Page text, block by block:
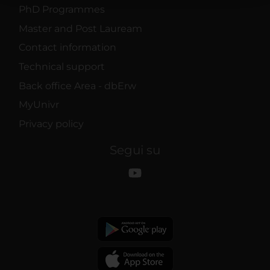
raccolto dal tuo utilizzo dei loro servizi.
PhD Programmes
Master and Post Lauream
Contact information
Technical support
Back office Area - dbErw
MyUnivr
Privacy policy
Segui su